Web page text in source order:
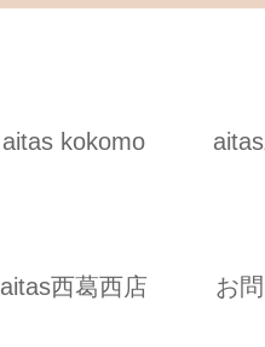
aitas kokomo
aitas西葛西店 お